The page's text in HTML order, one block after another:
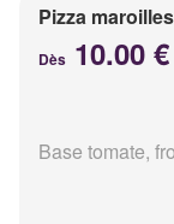
Pizza maroilles
Dès 10.00 €
Base tomate,